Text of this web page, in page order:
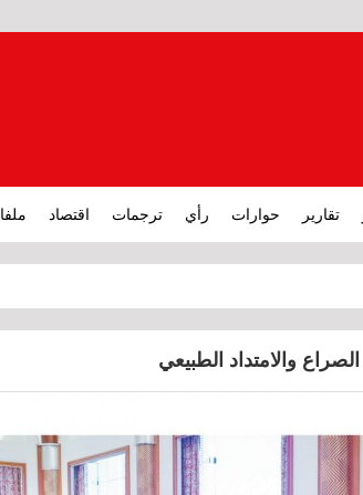
تقارير حوارات رأي ترجمات اقتصاد
والامتداد الطبيعي